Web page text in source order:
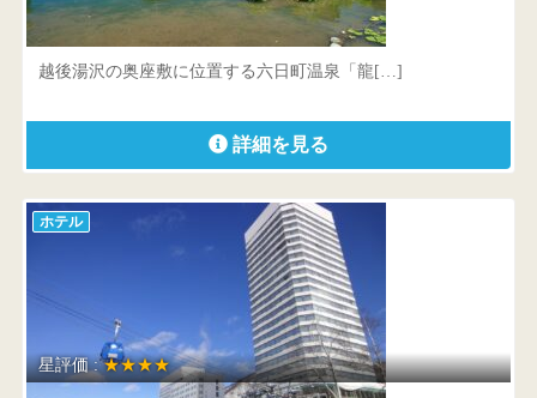
新潟県 南魚沼市坂戸79
越後湯沢の奥座敷に位置する六日町温泉「龍[…]
詳細を見る
ホテル
星評価 :★★★★